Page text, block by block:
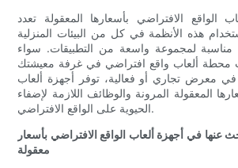
الواقع الافتراضي بأسعارها المعقولة تعدد
هذه الأنظمة في كل من البيئات المنزلية
مناسبة لمجموعة واسعة من التطبيقات. سواء
ألعاب واقع افتراضي في غرفة معيشتك
معرض تجاري أو فعالية، توفر أجهزة ألعاب
المعقولة المرونة والوظائف اللازمة لإضفاء
الحيوية على الواقع الافتراضي.
عنها في أجهزة ألعاب الواقع الافتراضي بأسعار
معقولة